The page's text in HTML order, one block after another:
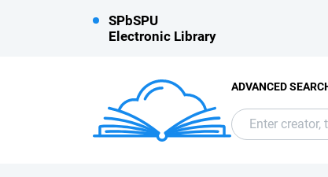
SPbSPU
Electronic Library
ADVANCED